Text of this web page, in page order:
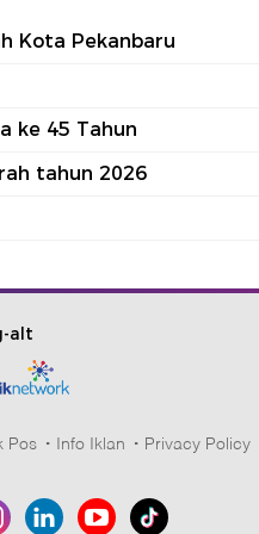
Kota Pekanbaru
ke 45 Tahun
tahun 2026
Pos Info Iklan Privacy Policy